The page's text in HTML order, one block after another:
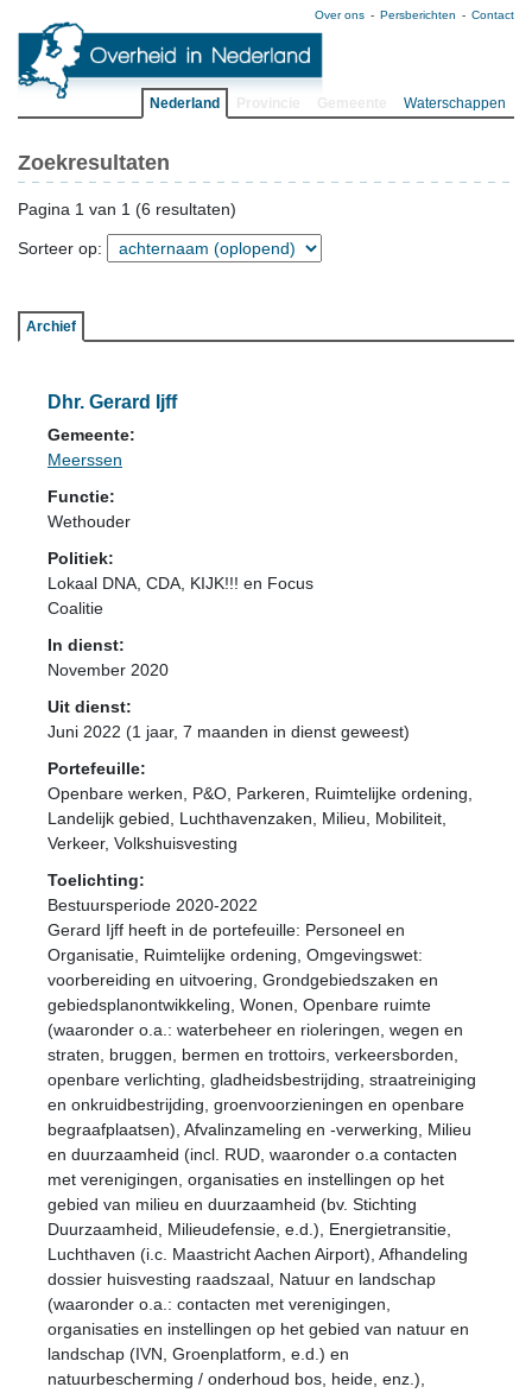
Over ons Persberichten Contact
Nederland Waterschappen
Zoekresultaten
Pagina 1 van 1 (6 resultaten)
Sorteer op:
Archief
Dhr. Gerard Ijff
Gemeente:
Meerssen
Functie:
Wethouder
Politiek:
Lokaal DNA, CDA, KIJK!!! en Focus
Coalitie
In dienst:
November 2020
Uit dienst:
Juni 2022 (1 jaar, 7 maanden in dienst geweest)
Portefeuille:
Openbare werken, P&O, Parkeren, Ruimtelijke ordening,
Landelijk gebied, Luchthavenzaken, Milieu, Mobiliteit,
Verkeer, Volkshuisvesting
Toelichting:
Bestuursperiode 2020-2022
Gerard Ijff heeft in de portefeuille: Personeel en
Organisatie, Ruimtelijke ordening, Omgevingswet:
voorbereiding en uitvoering, Grondgebiedszaken en
gebiedsplanontwikkeling, Wonen, Openbare ruimte
(waaronder o.a.: waterbeheer en rioleringen, wegen en
straten, bruggen, bermen en trottoirs, verkeersborden,
openbare verlichting, gladheidsbestrijding, straatreiniging
en onkruidbestrijding, groenvoorzieningen en openbare
begraafplaatsen), Afvalinzameling en -verwerking, Milieu
en duurzaamheid (incl. RUD, waaronder o.a contacten
met verenigingen, organisaties en instellingen op het
gebied van milieu en duurzaamheid (bv. Stichting
Duurzaamheid, Milieudefensie, e.d.), Energietransitie,
Luchthaven (i.c. Maastricht Aachen Airport), Afhandeling
dossier huisvesting raadszaal, Natuur en landschap
(waaronder o.a.: contacten met verenigingen,
organisaties en instellingen op het gebied van natuur en
landschap (IVN, Groenplatform, e.d.) en
natuurbescherming / onderhoud bos, heide, enz.),